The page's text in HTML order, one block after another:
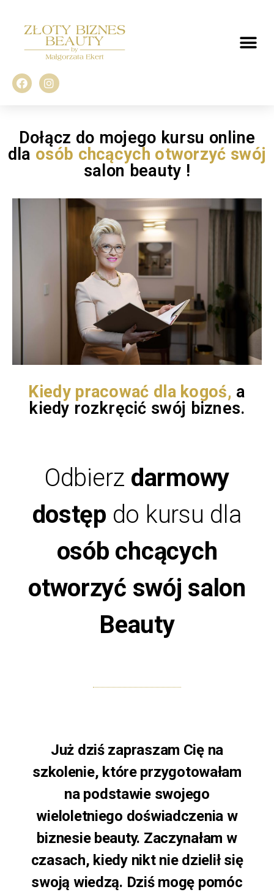
Dołącz do mojego kursu online
dla osób chcących otworzyć swój
salon beauty !
Kiedy pracować dla kogoś, a
kiedy rozkręcić swój biznes.
Odbierz darmowy
dostęp do kursu dla
osób chcących
otworzyć swój salon
Beauty
Już dziś zapraszam Cię na
szkolenie, które przygotowałam
na podstawie swojego
wieloletniego doświadczenia w
biznesie beauty. Zaczynałam w
czasach, kiedy nikt nie dzielił się
swoją wiedzą. Dziś mogę pomóc